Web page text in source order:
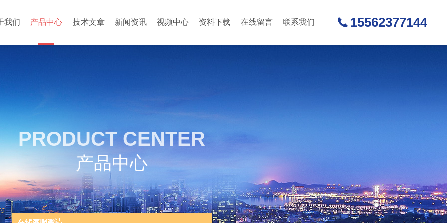
我们 产品中心 技术文章 新闻资讯 视频中心 资料下载 在线留言 联系我们 15562377144
PRODUCT CENTER
产品中心